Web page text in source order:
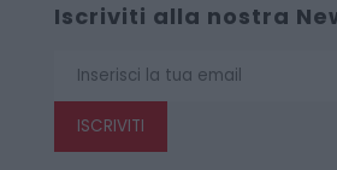
Iscriviti alla nostra
ISCRIVITI